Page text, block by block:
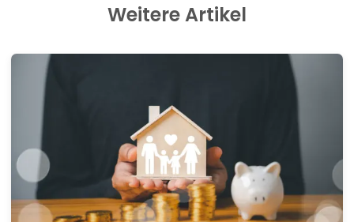
Weitere Artikel